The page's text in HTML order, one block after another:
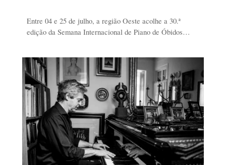
Entre 04 e 25 de julho, a região Oeste acolhe a 30.ª
edição da Semana Internacional de Piano de Óbidos…